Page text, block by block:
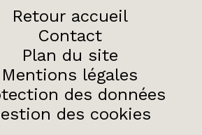
Retour accueil
Contact
Plan du site
Mentions légales
des données
des cookies